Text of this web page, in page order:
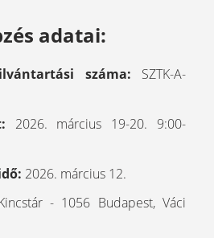
adatai:
száma: SZTK-A-
2026. március 19-20. 9:00-
2026. március 12.
- 1056 Budapest, Váci